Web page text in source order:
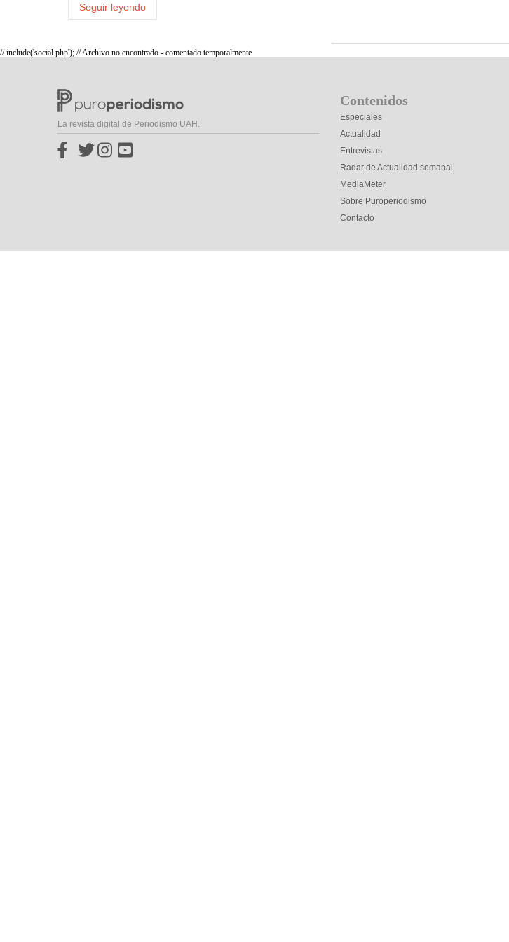
Seguir leyendo
// include('social.php'); // Archivo no encontrado - comentado temporalmente
La revista digital de Periodismo UAH.
Contenidos
Especiales
Actualidad
Entrevistas
Radar de Actualidad semanal
MediaMeter
Sobre Puroperiodismo
Contacto